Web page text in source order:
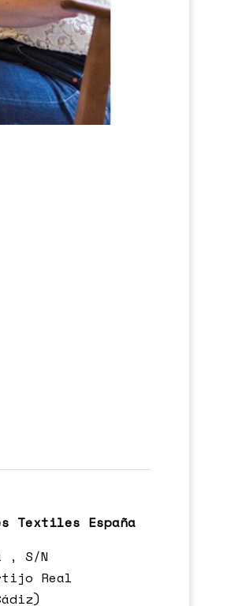
Textiles España
, S/N
Real